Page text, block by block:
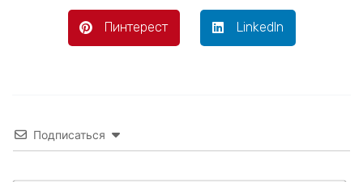
Пинтерест LinkedIn
Подписаться